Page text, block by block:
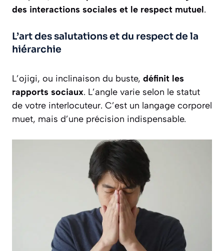
des interactions sociales et le respect mutuel.
L’art des salutations et du respect de la
hiérarchie
L’ojigi, ou inclinaison du buste, définit les
rapports sociaux. L’angle varie selon le statut
de votre interlocuteur. C’est un langage corporel
muet, mais d’une précision indispensable.